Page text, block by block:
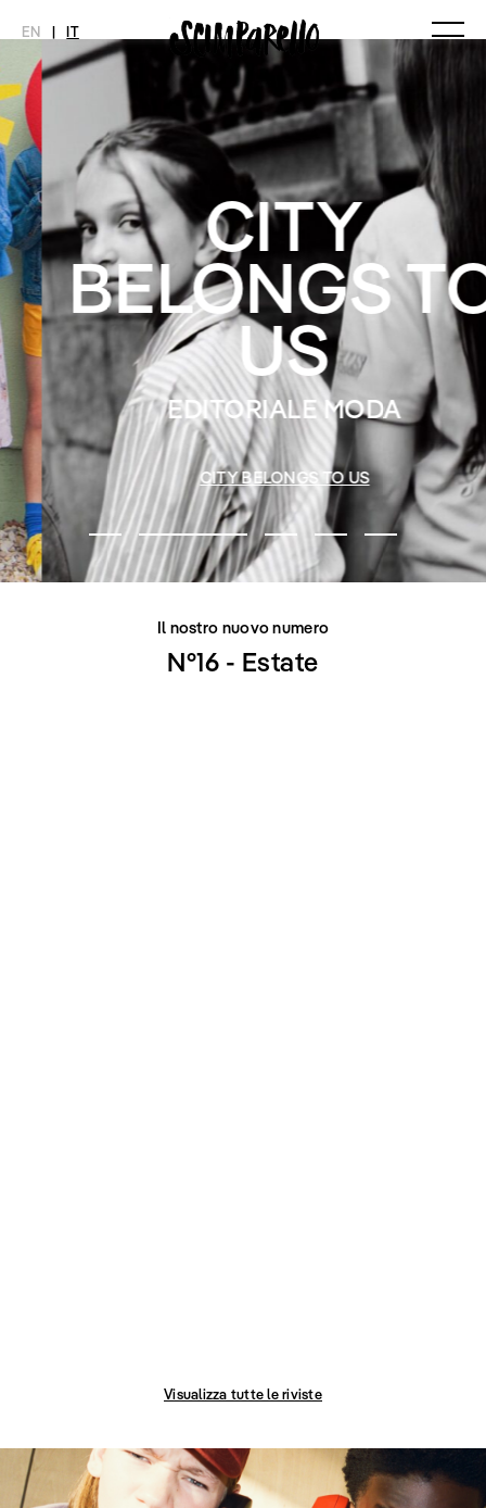
EN | IT
MAGAZINE
Ultimo Numero
Archivio
NOVITÀ MODA
Collezioni
Editoriali
Styling Tips
Video
SHOP
INTERVIEW
Meet Me
SCIMPARELLO
Chi siamo
Newsletter
Privacy Policy
Imprint
CITY
BELONGS TO
US
EDITORIALE MODA
CITY BELONGS TO US
Il nostro nuovo numero
N°16 - Estate
Visualizza tutte le riviste